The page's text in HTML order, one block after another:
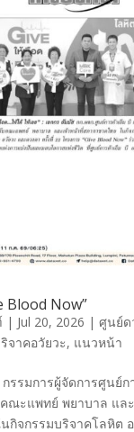
Blood Now”
| Jul 20, 2026 | ศูนย์ด
จาคอวัยวะ, แนวหน้า
รรมการผู้จัดการศูนย์ก
ณะแพทย์ พยาบาล แล
กิจกรรมบริจาคโลหิต